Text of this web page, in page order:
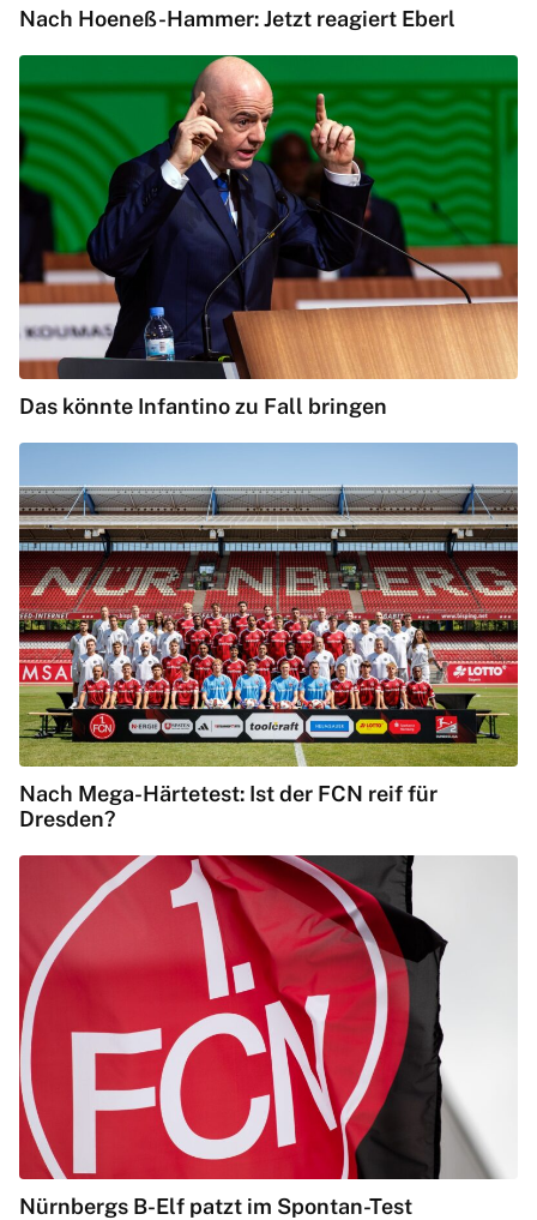
Nach Hoeneß-Hammer: Jetzt reagiert Eberl
Das könnte Infantino zu Fall bringen
Nach Mega-Härtetest: Ist der FCN reif für
Dresden?
Nürnbergs B-Elf patzt im Spontan-Test